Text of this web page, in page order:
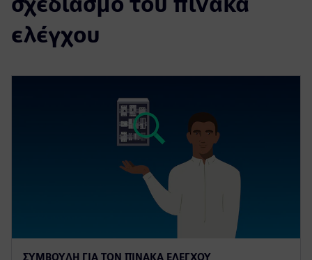
ελέγχου
ΣΥΜΒΟΥΛΉ ΓΙΑ ΤΟΝ ΠΊΝΑΚΑ ΕΛΈΓΧΟΥ